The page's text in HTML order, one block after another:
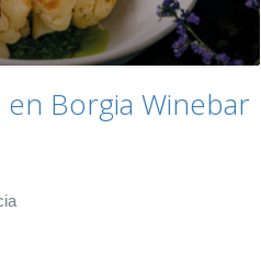
Borgia Winebar